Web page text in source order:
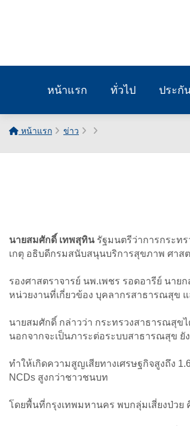
หน้าแรก ทั่วไป ประกั
หน้าแรก ข่าว
นายสมศักดิ์ เทพสุทินรัฐมนตรีว่าการกระท
เกตุ อธิบดีกรมสนับสนุนบริการสุขภาพ ศาส
รองศาสตราจารย์ นพ.เพชร รอดอารีย์ นา
หน่วยงานที่เกี่ยวข้อง บุคลากรสาธารณสุข
นายสมศักดิ์ กล่าวว่า กระทรวงสาธารณสุขไ
นอกจากจะเป็นภาระต่อระบบสาธารณสุข
ทำให้เกิดความสูญเสียทางเศรษฐกิจสูงถึง
NCDs สูงกว่าชาวชนบท
โดยพื้นที่กรุงเทพมหานคร พบกลุ่มเสี่ยงป่วย